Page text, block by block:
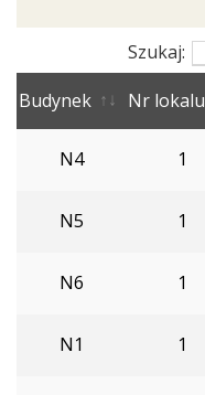
Szukaj:
Budynek Nr lokalu
N4 1
N5 1
N6 1
N1 1